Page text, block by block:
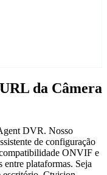
da Câmera
DVR. Nosso
de configuração
ONVIF e
plataformas. Seja